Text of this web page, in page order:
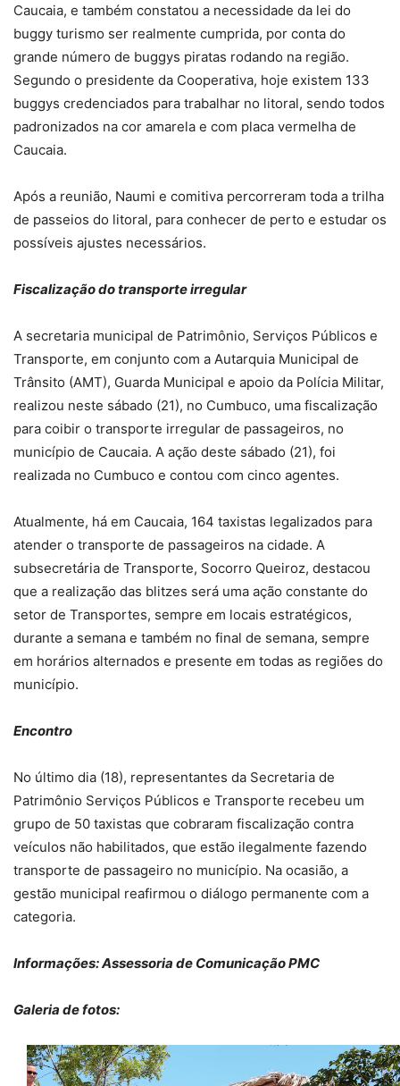
Caucaia, e também constatou a necessidade da lei do
buggy turismo ser realmente cumprida, por conta do
grande número de buggys piratas rodando na região.
Segundo o presidente da Cooperativa, hoje existem 133
buggys credenciados para trabalhar no litoral, sendo todos
padronizados na cor amarela e com placa vermelha de
Caucaia.
Após a reunião, Naumi e comitiva percorreram toda a trilha
de passeios do litoral, para conhecer de perto e estudar os
possíveis ajustes necessários.
Fiscalização do transporte irregular
A secretaria municipal de Patrimônio, Serviços Públicos e
Transporte, em conjunto com a Autarquia Municipal de
Trânsito (AMT), Guarda Municipal e apoio da Polícia Militar,
realizou neste sábado (21), no Cumbuco, uma fiscalização
para coibir o transporte irregular de passageiros, no
município de Caucaia. A ação deste sábado (21), foi
realizada no Cumbuco e contou com cinco agentes.
Atualmente, há em Caucaia, 164 taxistas legalizados para
atender o transporte de passageiros na cidade. A
subsecretária de Transporte, Socorro Queiroz, destacou
que a realização das blitzes será uma ação constante do
setor de Transportes, sempre em locais estratégicos,
durante a semana e também no final de semana, sempre
em horários alternados e presente em todas as regiões do
município.
Encontro
No último dia (18), representantes da Secretaria de
Patrimônio Serviços Públicos e Transporte recebeu um
grupo de 50 taxistas que cobraram fiscalização contra
veículos não habilitados, que estão ilegalmente fazendo
transporte de passageiro no município. Na ocasião, a
gestão municipal reafirmou o diálogo permanente com a
categoria.
Informações: Assessoria de Comunicação PMC
Galeria de fotos: